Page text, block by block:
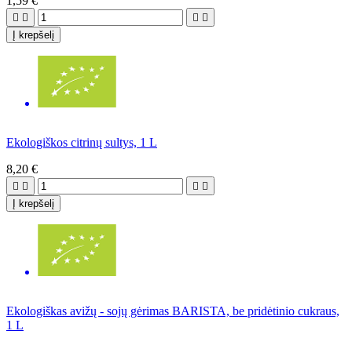
   
Į krepšelį
Ekologiškos citrinų sultys, 1 L
8,20 €
   
Į krepšelį
Ekologiškas avižų - sojų gėrimas BARISTA, be pridėtinio cukraus,
1 L